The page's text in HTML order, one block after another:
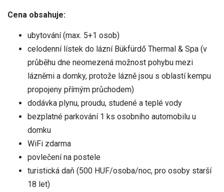
Cena obsahuje:
ubytování (max. 5+1 osob)
celodenní lístek do lázní Bükfürdő Thermal & Spa (v
průběhu dne neomezená možnost pohybu mezi
lázněmi a domky, protože lázně jsou s oblastí kempu
propojeny přímým průchodem)
dodávka plynu, proudu, studené a teplé vody
bezplatné parkování 1 ks osobního automobilu u
domku
WiFi zdarma
povlečení na postele
turistická daň (500 HUF/osoba/noc, pro osoby starší
18 let)